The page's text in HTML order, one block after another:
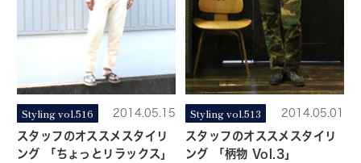
Styling vol.516 2014.05.15
スタッフのオススメスタイリ
ング 「ちょっとリラックス」
Styling vol.513 2014.05.01
スタッフのオススメスタイリ
ング 「柄物 Vol.3」